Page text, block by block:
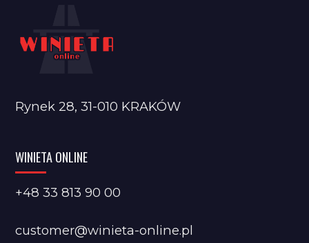
Rynek 28, 31-010 KRAKÓW
WINIETA ONLINE
+48 33 813 90 00
customer@winieta-online.pl